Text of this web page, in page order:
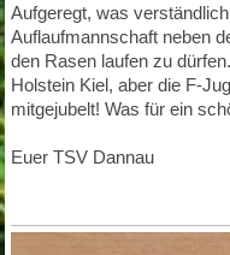
Aufgeregt, was
Auflaufmannschaft neben
den Rasen laufen zu
Holstein Kiel, aber die F-
mitgejubelt! Was für ein
Euer TSV Dannau